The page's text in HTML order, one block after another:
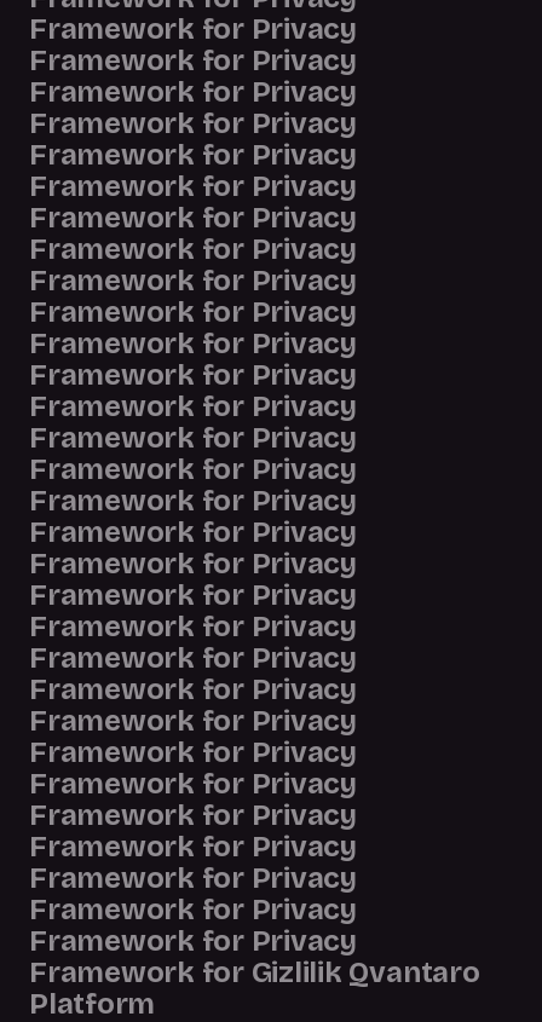
Framework for Privacy
Framework for Privacy
Framework for Privacy
Framework for Privacy
Framework for Privacy
Framework for Privacy
Framework for Privacy
Framework for Privacy
Framework for Privacy
Framework for Privacy
Framework for Privacy
Framework for Privacy
Framework for Privacy
Framework for Privacy
Framework for Privacy
Framework for Privacy
Framework for Privacy
Framework for Privacy
Framework for Privacy
Framework for Privacy
Framework for Privacy
Framework for Privacy
Framework for Privacy
Framework for Privacy
Framework for Privacy
Framework for Privacy
Framework for Privacy
Framework for Privacy
Framework for Privacy
Framework for Privacy
Framework for Gizlilik Qvantaro
Platform